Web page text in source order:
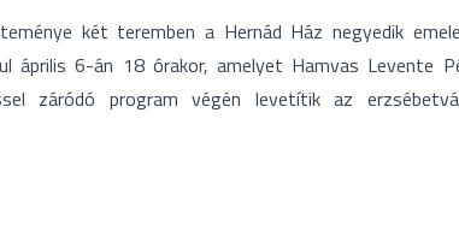
két teremben a Hernád Ház negyedik
április 6-án 18 órakor, amelyet Hamvas Levente
záródó program végén levetítik az